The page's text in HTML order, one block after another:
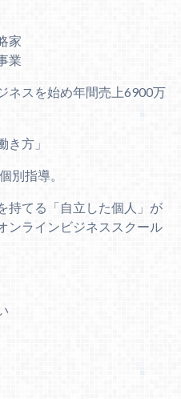
家
業
ネスを始め年間売上6900万
き方」
別指導。
持てる「自立した個人」が
ンラインビジネススクール